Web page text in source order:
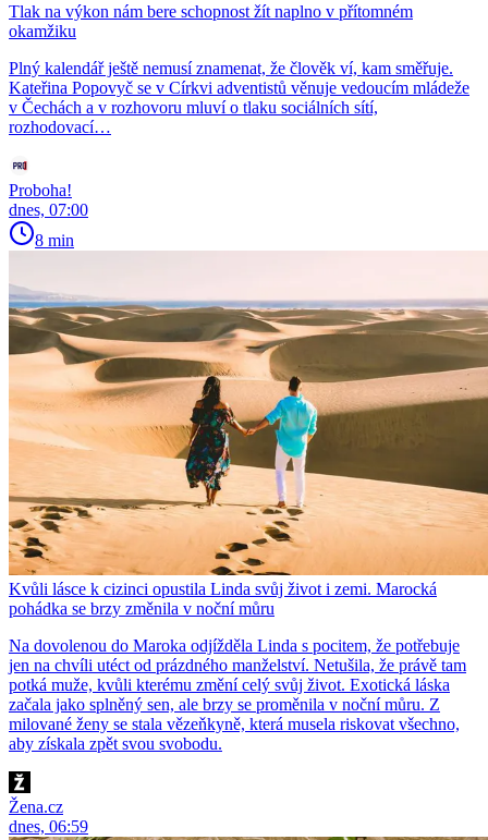
Tlak na výkon nám bere schopnost žít naplno v přítomném
okamžiku
Plný kalendář ještě nemusí znamenat, že člověk ví, kam směřuje.
Kateřina Popovyč se v Církvi adventistů věnuje vedoucím mládeže
v Čechách a v rozhovoru mluví o tlaku sociálních sítí,
rozhodovací…
Proboha!
dnes, 07:00
8 min
Kvůli lásce k cizinci opustila Linda svůj život i zemi. Marocká
pohádka se brzy změnila v noční můru
Na dovolenou do Maroka odjížděla Linda s pocitem, že potřebuje
jen na chvíli utéct od prázdného manželství. Netušila, že právě tam
potká muže, kvůli kterému změní celý svůj život. Exotická láska
začala jako splněný sen, ale brzy se proměnila v noční můru. Z
milované ženy se stala vězeňkyně, která musela riskovat všechno,
aby získala zpět svou svobodu.
Žena.cz
dnes, 06:59